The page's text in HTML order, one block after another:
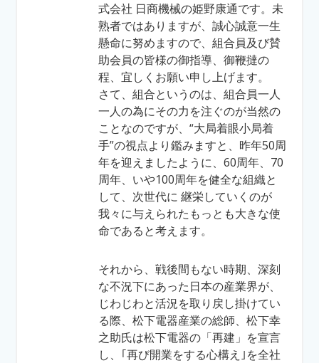
式会社 日商機械の姫野康通です。未
熟者ではありますが、誠心誠意一生
懸命に努めますので、組合員及び賛
助会員の皆様の御指導、御鞭撻の
程、宜しくお願い申し上げます。
さて、組合というのは、組合員一人
一人の為にその力を注ぐのが当然の
ことなのですが、“大局着眼小局着
手”の視点より鑑みますと、昨年50周
年を迎えましたように、60周年、70
周年、いや100周年を健全な組織と
して、次世代に 継栄していくのが
我々に与えられたもっとも大きな使
命であると考えます。
それから、戦後間もない時期、深刻
な不況下にあった日本の産業界が、
じわじわと活況を取り戻し掛けてい
る際、松下電器産業の総師、松下幸
之助氏は松下電器の「再建」を宣言
し、｢再び開業をする心構え｣を全社